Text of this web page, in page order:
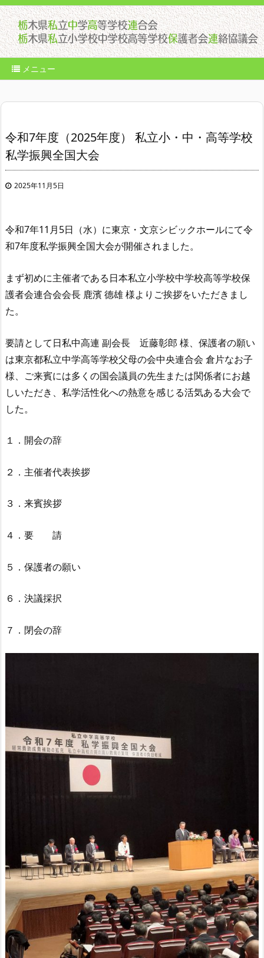
メニュー
令和7年度（2025年度） 私立小・中・高等学校
私学振興全国大会
2025年11月5日
令和7年11月5日（水）に東京・文京シビックホールにて令
和7年度私学振興全国大会が開催されました。
まず初めに主催者である日本私立小学校中学校高等学校保
護者会連合会会長 鹿濱 德雄 様よりご挨拶をいただきまし
た。
要請として日私中高連 副会長 近藤彰郎 様、保護者の願い
は東京都私立中学高等学校父母の会中央連合会 倉片なお子
様、ご来賓には多くの国会議員の先生または関係者にお越
しいただき、私学活性化への熱意を感じる活気ある大会で
した。
１．開会の辞
２．主催者代表挨拶
３．来賓挨拶
４．要 請
５．保護者の願い
６．決議採択
７．閉会の辞